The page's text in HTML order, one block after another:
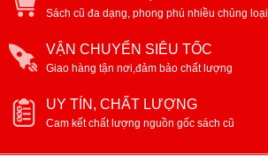
Sách cũ đa dạng, phong phú nhiều chủng loại
VẬN CHUYỂN SIÊU TỐC
Giao hàng tận nơi,đảm bảo chất lượng
UY TÍN, CHẤT LƯỢNG
Cam kết chất lượng nguồn gốc sách cũ